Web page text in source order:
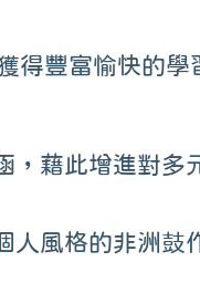
得豐富愉快的學
，藉此增進對多
風格的非洲鼓